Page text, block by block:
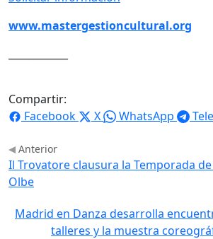
www.mastergestioncultural.org
Compartir:
Facebook
X WhatsApp
Anterior
Il Trovatore clausura la Temporada
Olbe
Madrid en Danza desarrolla
talleres y la muestra